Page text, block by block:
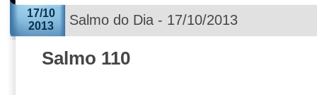
17/10
2013
Salmo do Dia - 17/10/2013
Salmo 110